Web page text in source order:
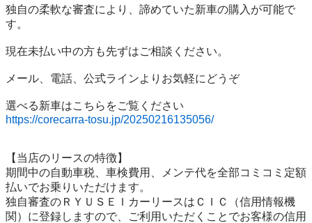
独自の柔軟な審査により、諦めていた新車の購入が可能で
す。
現在未払い中の方も先ずはご相談ください。
メール、電話、公式ラインよりお気軽にどうぞ
https://corecarra-tosu.jp/20250216135056/
【当店のリースの特徴】
期間中の自動車税、車検費用、メンテ代を全部コミコミ定額
払いでお乗りいただけます。
独自審査のＲＹＵＳＥＩカーリースはＣＩＣ（信用情報機
関）に登録しますので、ご利用いただくことでお客様の信用